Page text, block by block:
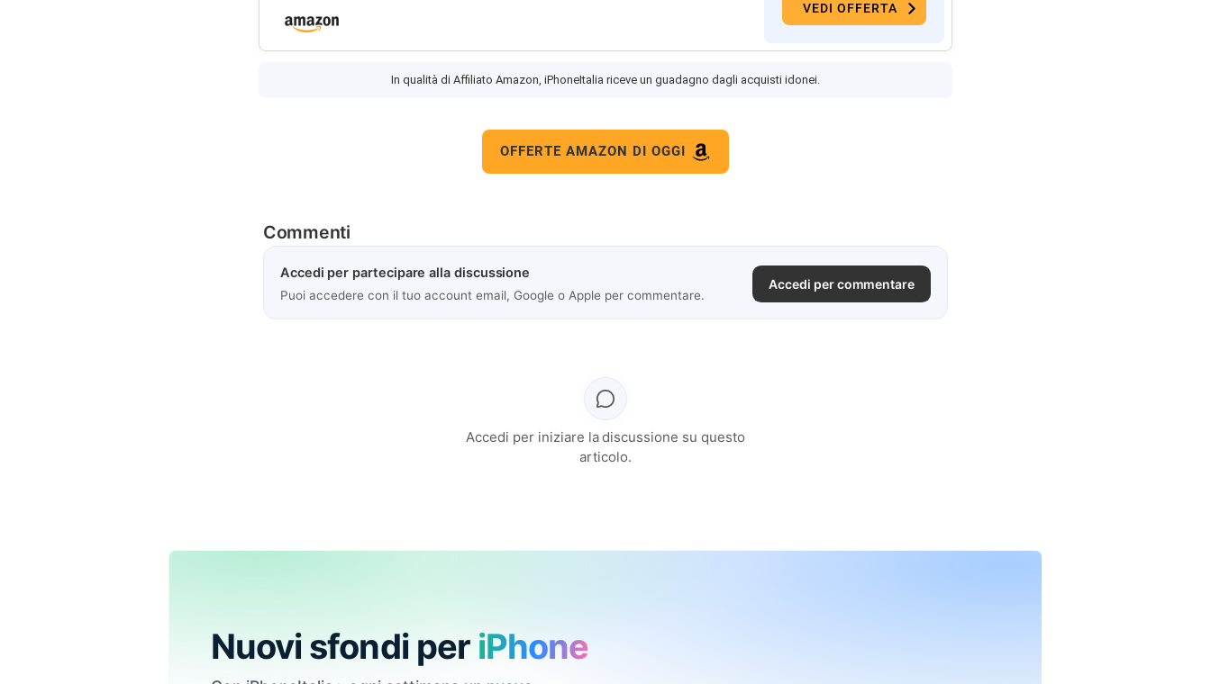
VEDI OFFERTA
In qualità di Affiliato Amazon, iPhoneItalia riceve un guadagno dagli acquisti idonei.
OFFERTE AMAZON DI OGGI
Commenti
Accedi per partecipare alla discussione
Puoi accedere con il tuo account email, Google o Apple per commentare.
Accedi per commentare
Accedi per iniziare la discussione su questo
articolo.
Nuovi sfondi per iPhone